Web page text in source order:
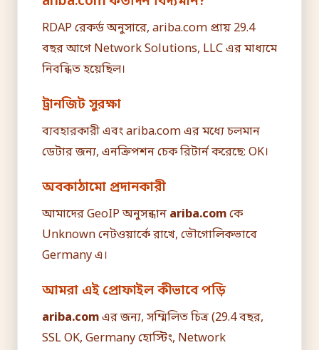
RDAP রেকর্ড অনুসারে, ariba.com প্রায় 29.4
বছর আগে Network Solutions, LLC এর মাধ্যমে
নিবন্ধিত হয়েছিল।
ট্রানজিট সুরক্ষা
ব্যবহারকারী এবং ariba.com এর মধ্যে চলমান
ডেটার জন্য, এনক্রিপশন চেক রিটার্ন করেছে: OK।
অবকাঠামো প্রদানকারী
আমাদের GeoIP অনুসন্ধান ariba.comকে
Unknown নেটওয়ার্কে রাখে, ভৌগোলিকভাবে
Germany এ।
আমরা এই প্রোফাইল কীভাবে পড়ি
ariba.comএর জন্য, সম্মিলিত চিত্র (29.4 বছর,
SSL OK, Germany হোস্টিং, Network